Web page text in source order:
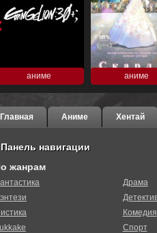
аниме аниме
Главная Аниме Хентай
Панель навигации
жанрам
Драма
Комедия
Спорт